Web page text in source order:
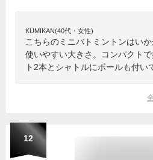
KUMIKAN(40代・女性)
こちらのミニバトミントンはい
使いやすい大きさ。コンパクト
ト2本とシャトルにボールも付い
12